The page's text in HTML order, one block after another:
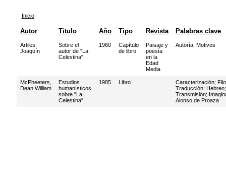
Inicio
Autor Título Año Tipo Revista Palabras clave
Artiles,
Joaquín
Sobre el
autor de "La
Celestina"
1960
Capítulo
de libro
Paisaje y
poesía
en la
Edad
Media
Autoría; Motivos
McPheeters,
Dean William
Estudios
humanísticos
sobre "La
Celestina"
1985 Libro Caracterización;
Traducción; Hebreo
Transmisión;
Alonso de Proaza